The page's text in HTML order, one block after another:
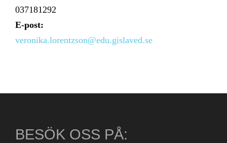
037181292
E-post:
veronika.lorentzson@edu.gislaved.se
BESÖK OSS PÅ: